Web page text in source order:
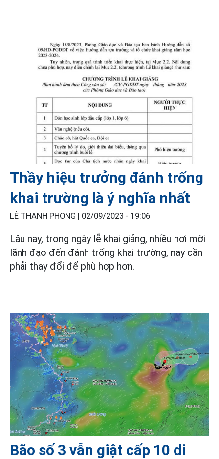
Thầy hiệu trưởng đánh trống
khai trường là ý nghĩa nhất
LÊ THANH PHONG | 02/09/2023 - 19:06
Lâu nay, trong ngày lễ khai giảng, nhiều nơi mời
lãnh đạo đến đánh trống khai trường, nay cần
phải thay đổi để phù hợp hơn.
Bão số 3 vẫn giật cấp 10 di